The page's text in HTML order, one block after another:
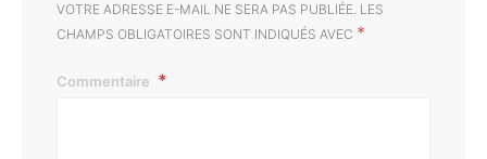
VOTRE ADRESSE E-MAIL NE SERA PAS PUBLIÉE. LES
CHAMPS OBLIGATOIRES SONT INDIQUÉS AVEC *
Commentaire